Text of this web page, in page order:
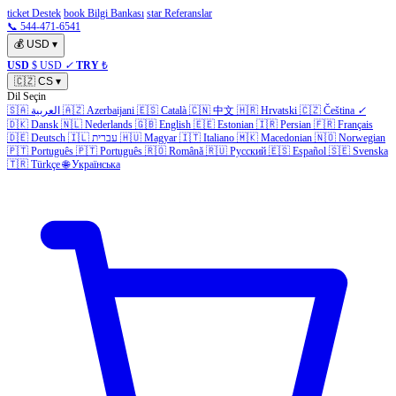
ticket Destek book Bilgi Bankası star Referanslar
📞 544-471-6541
💰 USD ▾
USD $ USD ✓ TRY ₺
🇨🇿 CS ▾
Dil Seçin
🇸🇦 العربية 🇦🇿 Azerbaijani 🇪🇸 Català 🇨🇳 中文 🇭🇷 Hrvatski 🇨🇿 Čeština ✓
🇩🇰 Dansk 🇳🇱 Nederlands 🇬🇧 English 🇪🇪 Estonian 🇮🇷 Persian 🇫🇷 Français
🇩🇪 Deutsch 🇮🇱 עברית 🇭🇺 Magyar 🇮🇹 Italiano 🇲🇰 Macedonian 🇳🇴 Norwegian
🇵🇹 Português 🇵🇹 Português 🇷🇴 Română 🇷🇺 Русский 🇪🇸 Español 🇸🇪 Svenska
🇹🇷 Türkçe 🌐 Українська